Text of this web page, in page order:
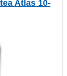
Atlas 10-